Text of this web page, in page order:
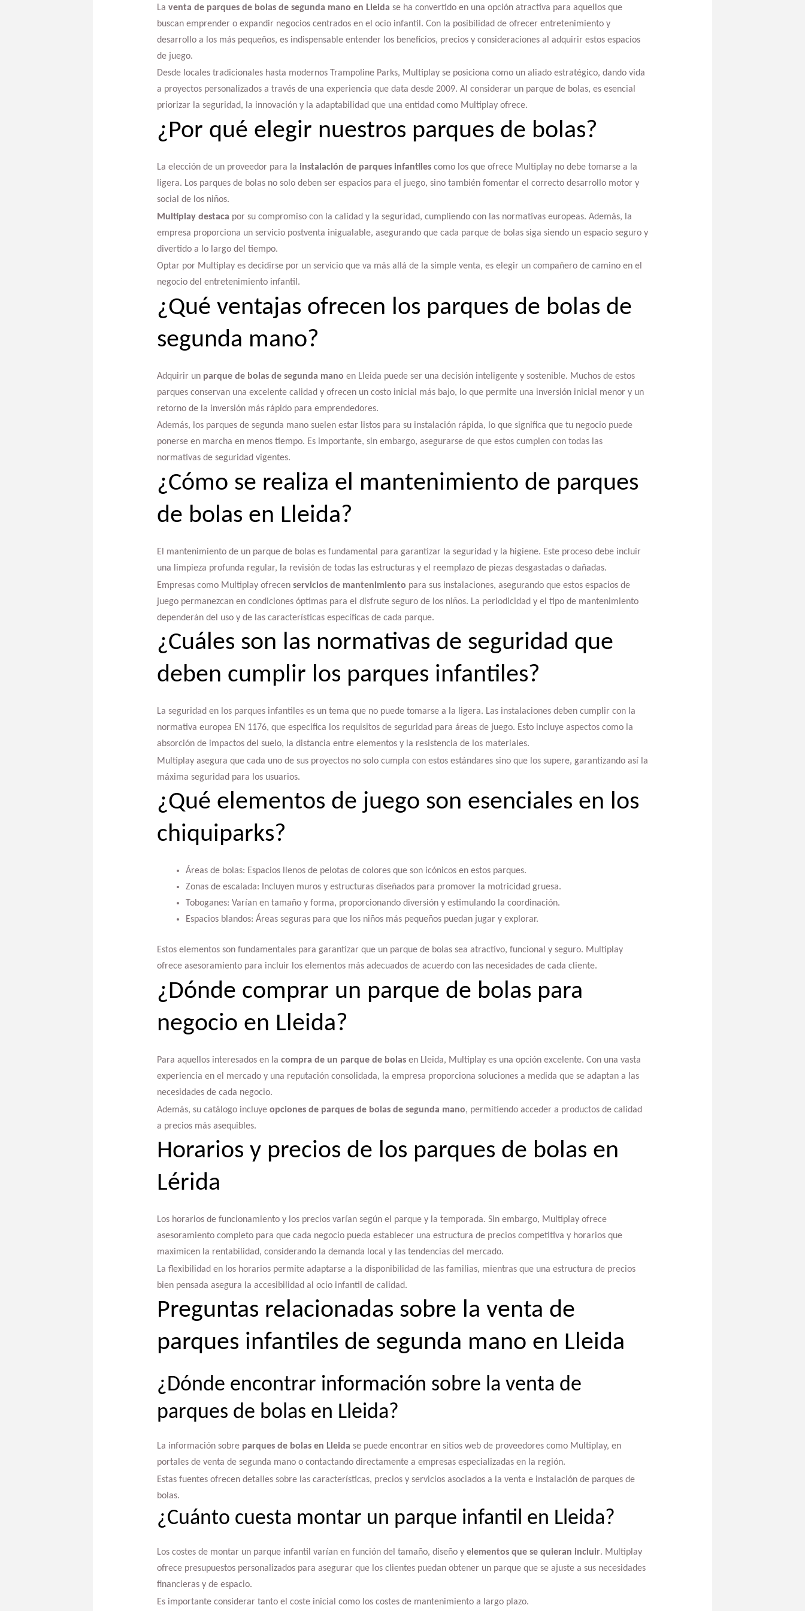
La venta de parques de bolas de segunda mano en Lleida se ha convertido en una opción atractiva para aquellos que
buscan emprender o expandir negocios centrados en el ocio infantil. Con la posibilidad de ofrecer entretenimiento y
desarrollo a los más pequeños, es indispensable entender los beneficios, precios y consideraciones al adquirir estos espacios
de juego.
Desde locales tradicionales hasta modernos Trampoline Parks, Multiplay se posiciona como un aliado estratégico, dando vida
a proyectos personalizados a través de una experiencia que data desde 2009. Al considerar un parque de bolas, es esencial
priorizar la seguridad, la innovación y la adaptabilidad que una entidad como Multiplay ofrece.
¿Por qué elegir nuestros parques de bolas?
La elección de un proveedor para la instalación de parques infantilescomo los que ofrece Multiplay no debe tomarse a la
ligera. Los parques de bolas no solo deben ser espacios para el juego, sino también fomentar el correcto desarrollo motor y
social de los niños.
Multiplay destaca por su compromiso con la calidad y la seguridad, cumpliendo con las normativas europeas. Además, la
empresa proporciona un servicio postventa inigualable, asegurando que cada parque de bolas siga siendo un espacio seguro y
divertido a lo largo del tiempo.
Optar por Multiplay es decidirse por un servicio que va más allá de la simple venta, es elegir un compañero de camino en el
negocio del entretenimiento infantil.
¿Qué ventajas ofrecen los parques de bolas de
segunda mano?
Adquirir un parque de bolas de segunda mano en Lleida puede ser una decisión inteligente y sostenible. Muchos de estos
parques conservan una excelente calidad y ofrecen un costo inicial más bajo, lo que permite una inversión inicial menor y un
retorno de la inversión más rápido para emprendedores.
Además, los parques de segunda mano suelen estar listos para su instalación rápida, lo que significa que tu negocio puede
ponerse en marcha en menos tiempo. Es importante, sin embargo, asegurarse de que estos cumplen con todas las
normativas de seguridad vigentes.
¿Cómo se realiza el mantenimiento de parques
de bolas en Lleida?
El mantenimiento de un parque de bolas es fundamental para garantizar la seguridad y la higiene. Este proceso debe incluir
una limpieza profunda regular, la revisión de todas las estructuras y el reemplazo de piezas desgastadas o dañadas.
Empresas como Multiplay ofrecen servicios de mantenimiento para sus instalaciones, asegurando que estos espacios de
juego permanezcan en condiciones óptimas para el disfrute seguro de los niños. La periodicidad y el tipo de mantenimiento
dependerán del uso y de las características específicas de cada parque.
¿Cuáles son las normativas de seguridad que
deben cumplir los parques infantiles?
La seguridad en los parques infantiles es un tema que no puede tomarse a la ligera. Las instalaciones deben cumplir con la
normativa europea EN 1176, que especifica los requisitos de seguridad para áreas de juego. Esto incluye aspectos como la
absorción de impactos del suelo, la distancia entre elementos y la resistencia de los materiales.
Multiplay asegura que cada uno de sus proyectos no solo cumpla con estos estándares sino que los supere, garantizando así la
máxima seguridad para los usuarios.
¿Qué elementos de juego son esenciales en los
chiquiparks?
Áreas de bolas: Espacios llenos de pelotas de colores que son icónicos en estos parques.
Zonas de escalada: Incluyen muros y estructuras diseñados para promover la motricidad gruesa.
Toboganes: Varían en tamaño y forma, proporcionando diversión y estimulando la coordinación.
Espacios blandos: Áreas seguras para que los niños más pequeños puedan jugar y explorar.
Estos elementos son fundamentales para garantizar que un parque de bolas sea atractivo, funcional y seguro. Multiplay
ofrece asesoramiento para incluir los elementos más adecuados de acuerdo con las necesidades de cada cliente.
¿Dónde comprar un parque de bolas para
negocio en Lleida?
Para aquellos interesados en la compra de un parque de bolasen Lleida, Multiplay es una opción excelente. Con una vasta
experiencia en el mercado y una reputación consolidada, la empresa proporciona soluciones a medida que se adaptan a las
necesidades de cada negocio.
Además, su catálogo incluye opciones de parques de bolas de segunda mano, permitiendo acceder a productos de calidad
a precios más asequibles.
Horarios y precios de los parques de bolas en
Lérida
Los horarios de funcionamiento y los precios varían según el parque y la temporada. Sin embargo, Multiplay ofrece
asesoramiento completo para que cada negocio pueda establecer una estructura de precios competitiva y horarios que
maximicen la rentabilidad, considerando la demanda local y las tendencias del mercado.
La flexibilidad en los horarios permite adaptarse a la disponibilidad de las familias, mientras que una estructura de precios
bien pensada asegura la accesibilidad al ocio infantil de calidad.
Preguntas relacionadas sobre la venta de
parques infantiles de segunda mano en Lleida
¿Dónde encontrar información sobre la venta de
parques de bolas en Lleida?
La información sobre parques de bolas en Lleida se puede encontrar en sitios web de proveedores como Multiplay, en
portales de venta de segunda mano o contactando directamente a empresas especializadas en la región.
Estas fuentes ofrecen detalles sobre las características, precios y servicios asociados a la venta e instalación de parques de
bolas.
¿Cuánto cuesta montar un parque infantil en Lleida?
Los costes de montar un parque infantil varían en función del tamaño, diseño y elementos que se quieran incluir. Multiplay
ofrece presupuestos personalizados para asegurar que los clientes puedan obtener un parque que se ajuste a sus necesidades
financieras y de espacio.
Es importante considerar tanto el coste inicial como los costes de mantenimiento a largo plazo.